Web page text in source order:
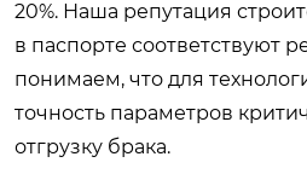
20%. Наша репутация
в паспорте соответствуют
понимаем, что для
точность параметров
отгрузку брака.